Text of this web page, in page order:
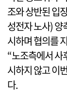
조와 상반된 입
성전자 노사) 양
시하며 협의를
“노조측에서 사
시하지 않고 이
다.